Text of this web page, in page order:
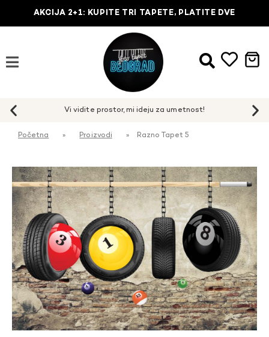
AKCIJA 2+1: KUPITE TRI TAPETE, PLATITE DVE
Početna » Proizvodi » Razno Tapet 5